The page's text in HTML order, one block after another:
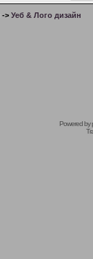
-> Уеб & Лого дизайн
Powered by